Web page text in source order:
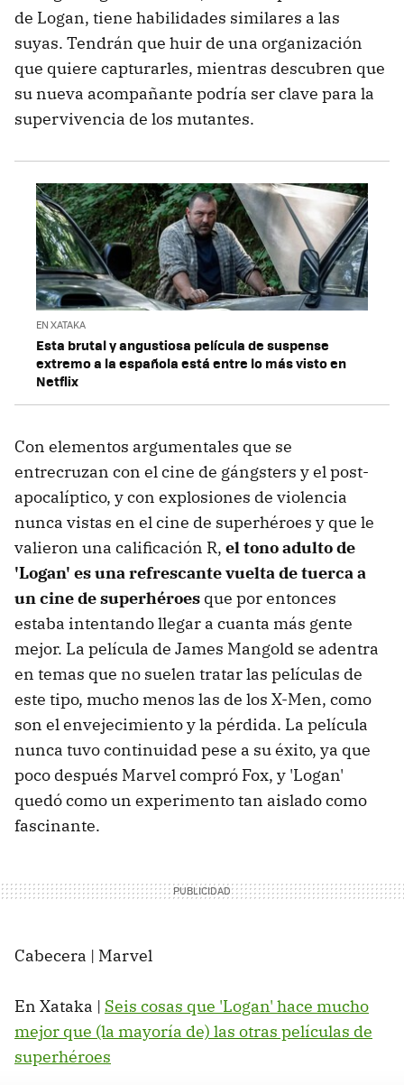
de Logan, tiene habilidades similares a las
suyas. Tendrán que huir de una organización
que quiere capturarles, mientras descubren que
su nueva acompañante podría ser clave para la
supervivencia de los mutantes.
EN XATAKA
Esta brutal y angustiosa película de suspense
extremo a la española está entre lo más visto en
Netflix
Con elementos argumentales que se
entrecruzan con el cine de gángsters y el post-
apocalíptico, y con explosiones de violencia
nunca vistas en el cine de superhéroes y que le
valieron una calificación R, el tono adulto de
'Logan' es una refrescante vuelta de tuerca a
un cine de superhéroes que por entonces
estaba intentando llegar a cuanta más gente
mejor. La película de James Mangold se adentra
en temas que no suelen tratar las películas de
este tipo, mucho menos las de los X-Men, como
son el envejecimiento y la pérdida. La película
nunca tuvo continuidad pese a su éxito, ya que
poco después Marvel compró Fox, y 'Logan'
quedó como un experimento tan aislado como
fascinante.
Cabecera | Marvel
En Xataka | Seis cosas que 'Logan' hace mucho
mejor que (la mayoría de) las otras películas de
superhéroes